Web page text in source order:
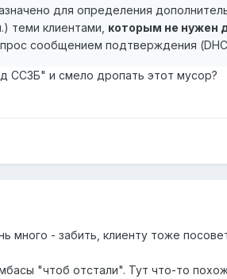
для определения
теми клиентами, которым не нужен
сообщением подтверждения
ССЗБ" и смело дропать этот мусор?
много - забить, клиенту тоже
"чтоб отстали". Тут что-то